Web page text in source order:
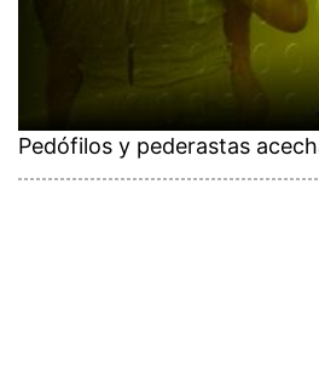
Pedófilos y pederastas